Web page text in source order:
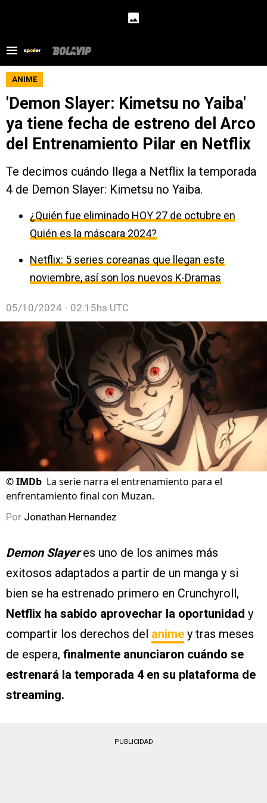
ANIME
'Demon Slayer: Kimetsu no Yaiba'
ya tiene fecha de estreno del Arco
del Entrenamiento Pilar en Netflix
Te decimos cuándo llega a Netflix la temporada
4 de Demon Slayer: Kimetsu no Yaiba.
¿Quién fue eliminado HOY 27 de octubre en
Quién es la máscara 2024?
Netflix: 5 series coreanas que llegan este
noviembre, así son los nuevos K-Dramas
05/10/2024 - 02:15hs UTC
©IMDb La serie narra el entrenamiento para el
enfrentamiento final con Muzan.
Por Jonathan Hernandez
Demon Slayeres uno de los animes más
exitosos adaptados a partir de un manga y si
bien se ha estrenado primero en Crunchyroll,
Netflix ha sabido aprovechar la oportunidad y
compartir los derechos del anime y tras meses
de espera, finalmente anunciaron cuándo se
estrenará la temporada 4 en su plataforma de
streaming.
PUBLICIDAD